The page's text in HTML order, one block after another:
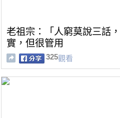
老祖宗：「人窮莫說三話
實，但很管用
325觀看